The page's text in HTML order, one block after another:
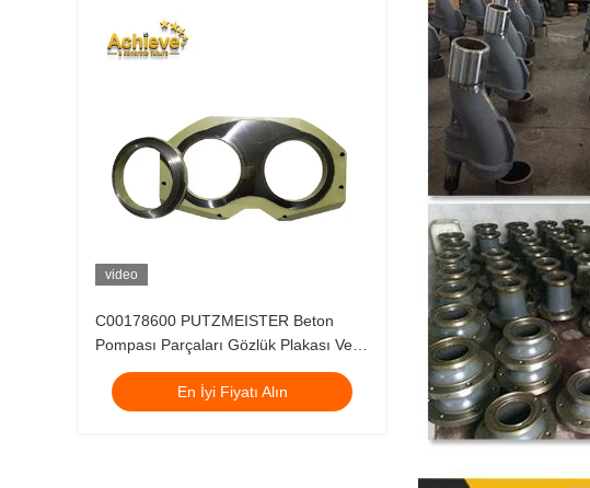
video
C00178600 PUTZMEISTER Beton
Pompası Parçaları Gözlük Plakası Ve
Aşınma Halkası
En İyi Fiyatı Alın